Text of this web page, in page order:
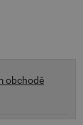
obchodě